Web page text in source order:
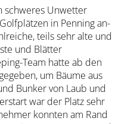
schweres Unwetter
in Penning an-
teils sehr alte und
und Blätter
Team hatte ab den
um Bäume aus
Bunker von Laub und
war der Platz sehr
konnten am Rand